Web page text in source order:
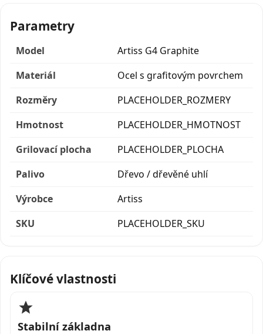
Parametry
Model
Artiss G4 Graphite
Materiál
Ocel s grafitovým povrchem
Rozměry
PLACEHOLDER_ROZMERY
Hmotnost
PLACEHOLDER_HMOTNOST
Grilovací plocha
PLACEHOLDER_PLOCHA
Palivo
Dřevo / dřevěné uhlí
Výrobce
Artiss
SKU
PLACEHOLDER_SKU
Klíčové vlastnosti
Stabilní základna